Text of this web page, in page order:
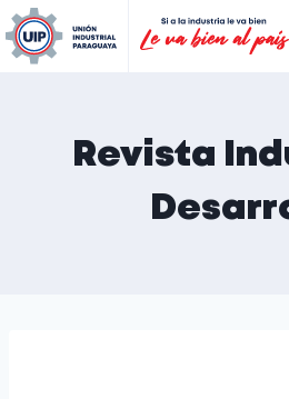
Revista